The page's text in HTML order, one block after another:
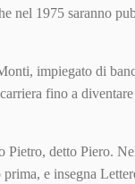
nel 1975 saranno
impiegato di
fino a
Pietro, detto Piero.
e insegna